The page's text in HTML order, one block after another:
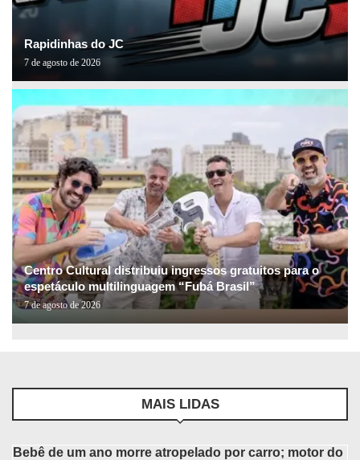
Rapidinhas do JC
7 de agosto de 2026
Centro Cultural distribuiu ingressos gratuitos para o
espetáculo multilinguagem “Fubá Brasil”
7 de agosto de 2026
MAIS LIDAS
Bebê de um ano morre atropelado por carro; motor do